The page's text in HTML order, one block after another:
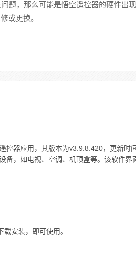
题，那么可能是悟空遥控器的硬件出
或更换。
控器应用，其版本为v3.9.8.420，更新时
备，如电视、空调、机顶盒等。该软件界
载安装，即可使用。